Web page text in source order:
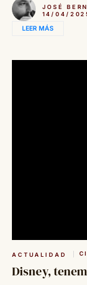
JOSÉ
14/04/
LEER MÁS
ACTUALIDAD
Disney,